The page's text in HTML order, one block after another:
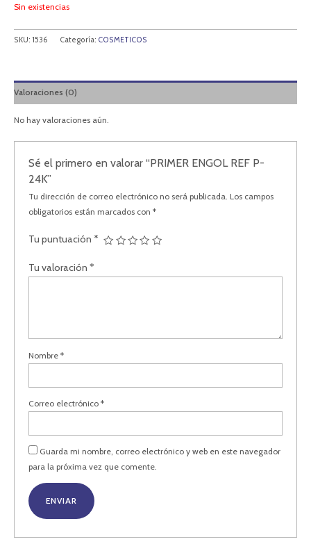
Sin existencias
SKU: 1536 Categoría: COSMETICOS
Valoraciones (0)
No hay valoraciones aún.
Sé el primero en valorar “PRIMER ENGOL REF P-
24K”
Tu dirección de correo electrónico no será publicada. Los campos
obligatorios están marcados con*
Tu puntuación*
Tu valoración*
Nombre*
Correo electrónico*
Guarda mi nombre, correo electrónico y web en este navegador
para la próxima vez que comente.